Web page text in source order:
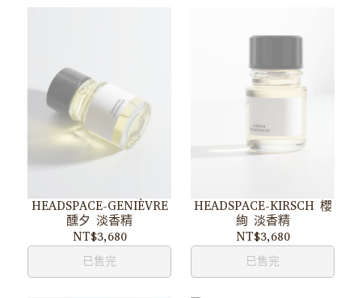
HEADSPACE-GENIÈVRE
醺夕 淡香精
NT$3,680
已售完
HEADSPACE-KIRSCH 櫻
絢 淡香精
NT$3,680
已售完